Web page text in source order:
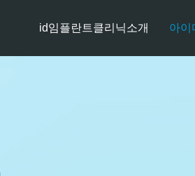
id임플란트클리닉소개 아이